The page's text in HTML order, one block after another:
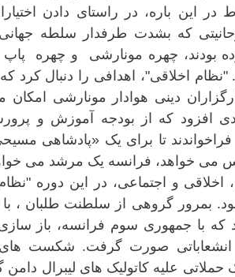
در این باره، در راستای دادن
که بشدت طرفدار سلطه
بودند، چهره مونارشی و چهره پاپ
اخلاقی"، اهدافی را دنبال
دینی هوادار مونارشی
افزود که از بودجه آموزش و
فراخواندند تا برای یک «پادشاهی
می خواهد، فرانسه یک مرشد می
و اجتماعی، در این دوره
بمرور گروهی از سلطنت طلبان ، با
که با جمهوری سوم فرانسه، باز
انشعاباتی صورت گرفت. شکست
حملاتی علیه کاتولیک های لیبرال